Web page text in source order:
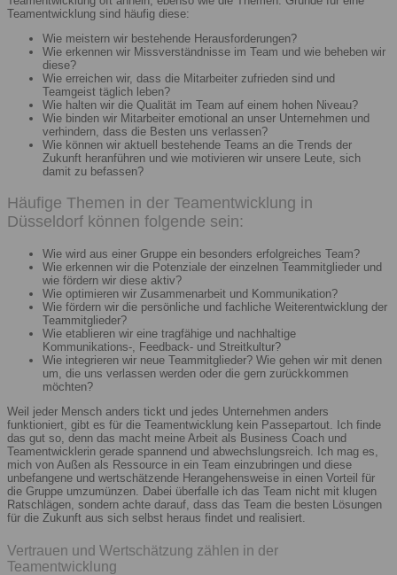
Teamentwicklung sind häufig diese:
Wie meistern wir bestehende Herausforderungen?
Wie erkennen wir Missverständnisse im Team und wie beheben wir
diese?
Wie erreichen wir, dass die Mitarbeiter zufrieden sind und
Teamgeist täglich leben?
Wie halten wir die Qualität im Team auf einem hohen Niveau?
Wie binden wir Mitarbeiter emotional an unser Unternehmen und
verhindern, dass die Besten uns verlassen?
Wie können wir aktuell bestehende Teams an die Trends der
Zukunft heranführen und wie motivieren wir unsere Leute, sich
damit zu befassen?
Häufige Themen in der Teamentwicklung in
Düsseldorf können folgende sein:
Wie wird aus einer Gruppe ein besonders erfolgreiches Team?
Wie erkennen wir die Potenziale der einzelnen Teammitglieder und
wie fördern wir diese aktiv?
Wie optimieren wir Zusammenarbeit und Kommunikation?
Wie fördern wir die persönliche und fachliche Weiterentwicklung der
Teammitglieder?
Wie etablieren wir eine tragfähige und nachhaltige
Kommunikations-, Feedback- und Streitkultur?
Wie integrieren wir neue Teammitglieder? Wie gehen wir mit denen
um, die uns verlassen werden oder die gern zurückkommen
möchten?
Weil jeder Mensch anders tickt und jedes Unternehmen anders
funktioniert, gibt es für die Teamentwicklung kein Passepartout. Ich finde
das gut so, denn das macht meine Arbeit als Business Coach und
Teamentwicklerin gerade spannend und abwechslungsreich. Ich mag es,
mich von Außen als Ressource in ein Team einzubringen und diese
unbefangene und wertschätzende Herangehensweise in einen Vorteil für
die Gruppe umzumünzen. Dabei überfalle ich das Team nicht mit klugen
Ratschlägen, sondern achte darauf, dass das Team die besten Lösungen
für die Zukunft aus sich selbst heraus findet und realisiert.
Vertrauen und Wertschätzung zählen in der
Teamentwicklung